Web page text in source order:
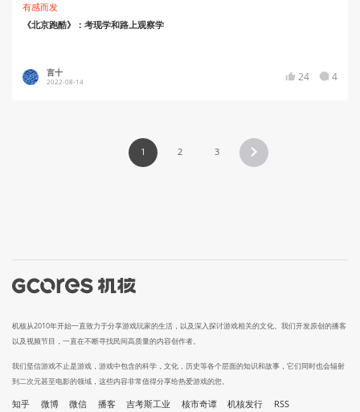
有感而发
《北京跑酷》：考现学和路上观察学
言十
2022-08-14 24 4
1 2 3
机核从2010年开始一直致力于分享游戏玩家的生活，以及深入探讨游戏相关的文化。我们开发原创的播客
以及视频节目，一直在不断寻找民间高质量的内容创作者。
我们坚信游戏不止是游戏，游戏中包含的科学，文化，历史等各个层面的知识和故事，它们同时也会辐射
到二次元甚至电影的领域，这些内容非常值得分享给热爱游戏的您。
知乎 微博 微信 播客 吉考斯工业 核市奇谭 机核发行 RSS